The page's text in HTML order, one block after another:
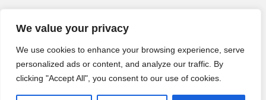
We value your privacy
We use cookies to enhance your browsing experience, serve
personalized ads or content, and analyze our traffic. By
clicking "Accept All", you consent to our use of cookies.